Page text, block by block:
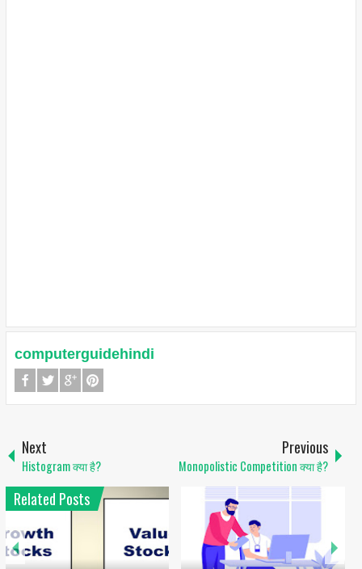
computerguidehindi
Next
Histogram क्या है?
Previous
Monopolistic Competition क्या है?
Related Posts